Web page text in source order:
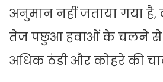
अनुमान नहीं जताया गया
तेज पछुआ हवाओं के चलने से
अधिक ठंडी और कोहरे की